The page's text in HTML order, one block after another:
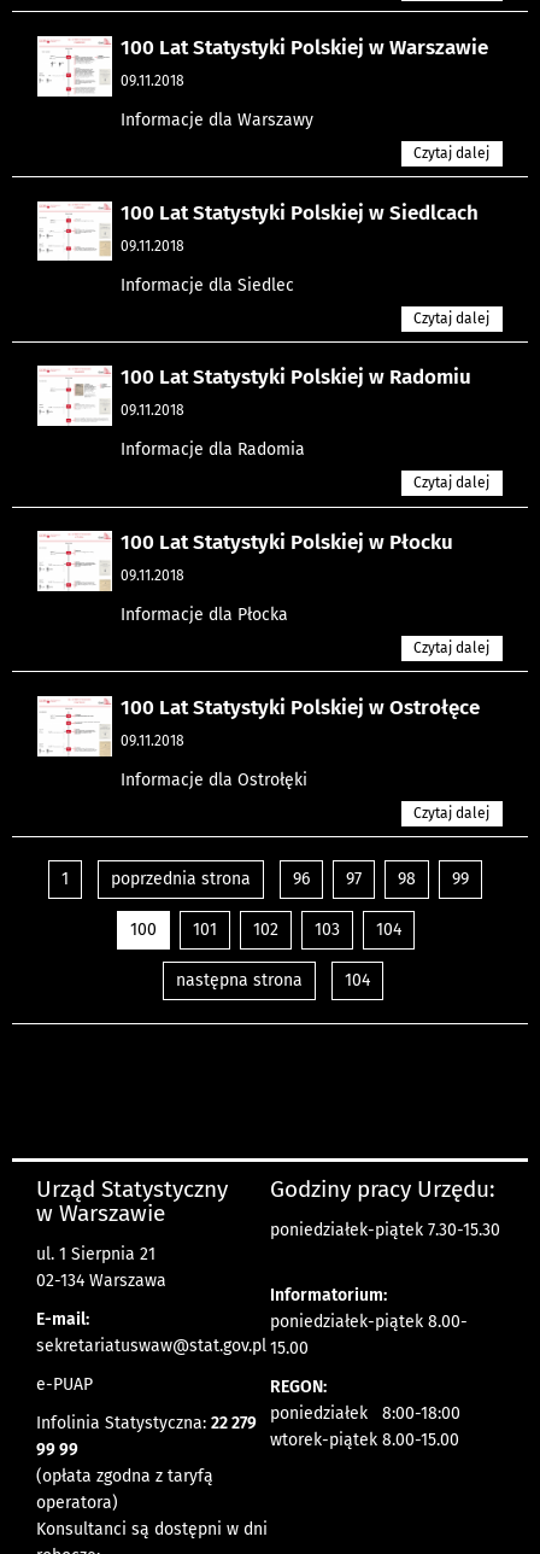
100 Lat Statystyki Polskiej w Warszawie
09.11.2018
Informacje dla Warszawy
Czytaj dalej
100 Lat Statystyki Polskiej w Siedlcach
09.11.2018
Informacje dla Siedlec
Czytaj dalej
100 Lat Statystyki Polskiej w Radomiu
09.11.2018
Informacje dla Radomia
Czytaj dalej
100 Lat Statystyki Polskiej w Płocku
09.11.2018
Informacje dla Płocka
Czytaj dalej
100 Lat Statystyki Polskiej w Ostrołęce
09.11.2018
Informacje dla Ostrołęki
Czytaj dalej
1 poprzednia strona 96 97 98 99
100 101 102 103 104
następna strona 104
Urząd Statystyczny
w Warszawie
ul. 1 Sierpnia 21
02-134 Warszawa
E-mail:
sekretariatuswaw@stat.gov.pl
e-PUAP
Infolinia Statystyczna: 22 279
99 99
(opłata zgodna z taryfą
operatora)
Konsultanci są dostępni w dni
Godziny pracy Urzędu:
poniedziałek-piątek 7.30-15.30
Informatorium:
poniedziałek-piątek 8.00-
15.00
REGON:
poniedziałek 8:00-18:00
wtorek-piątek 8.00-15.00